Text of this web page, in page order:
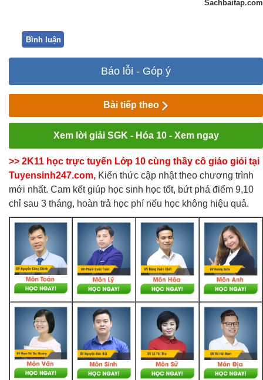
Sachbaitap.com
Bình luận
Báo lỗi - Góp ý
Bài tiếp theo
Xem lời giải SGK - Hóa 10 - Xem ngay
>> 2K11 học trực tuyến Lớp 10 cùng thầy cô giáo giỏi tại
Tuyensinh247.com, Kiến thức cập nhật theo chương trình
mới nhất. Cam kết giúp học sinh học tốt, bứt phá điểm 9,10
chỉ sau 3 tháng, hoàn trả học phí nếu học không hiệu quả.